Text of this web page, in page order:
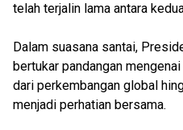
telah terjalin lama antara
Dalam suasana santai,
bertukar pandangan
dari perkembangan global
menjadi perhatian bersama.